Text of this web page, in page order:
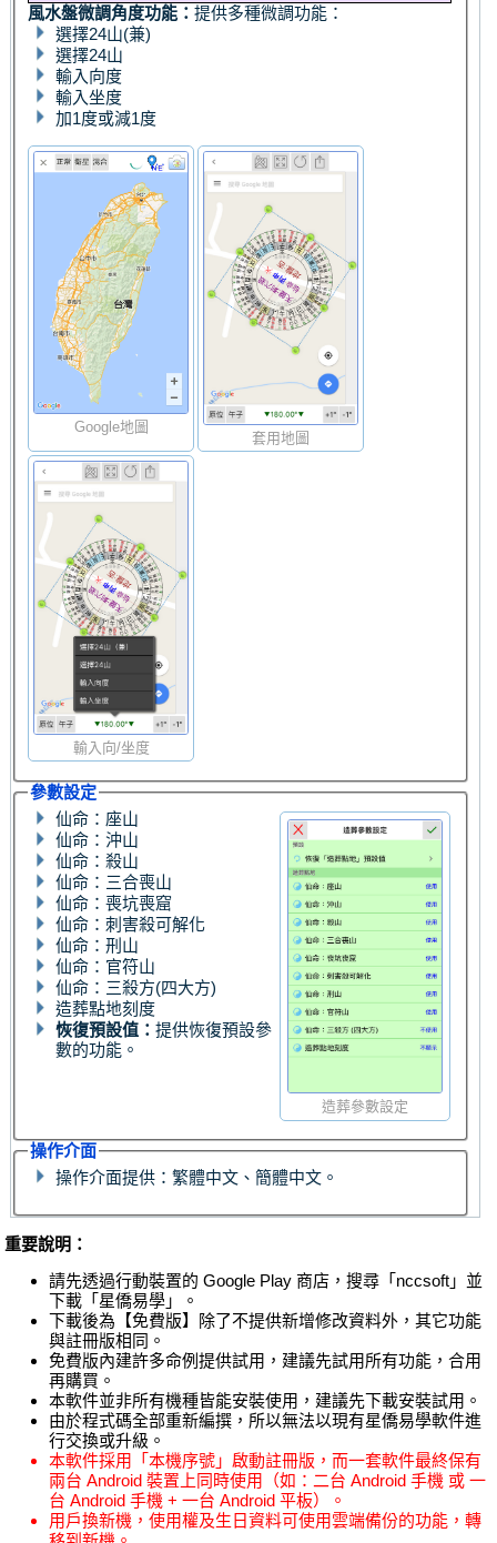
風水盤微調角度功能：提供多種微調功能：
選擇24山(兼)
選擇24山
輸入向度
輸入坐度
加1度或減1度
Google地圖
套用地圖
輸入向/坐度
參數設定
造葬參數設定
仙命：座山
仙命：沖山
仙命：殺山
仙命：三合喪山
仙命：喪坑喪窟
仙命：刺害殺可解化
仙命：刑山
仙命：官符山
仙命：三殺方(四大方)
造葬點地刻度
恢復預設值：提供恢復預設參
數的功能。
操作介面
操作介面提供：繁體中文、簡體中文。
重要說明：
請先透過行動裝置的 Google Play 商店，搜尋「nccsoft」並
下載「星僑易學」。
下載後為【免費版】除了不提供新增修改資料外，其它功能
與註冊版相同。
免費版內建許多命例提供試用，建議先試用所有功能，合用
再購買。
本軟件並非所有機種皆能安裝使用，建議先下載安裝試用。
由於程式碼全部重新編撰，所以無法以現有星僑易學軟件進
行交換或升級。
本軟件採用「本機序號」啟動註冊版，而一套軟件最終保有
兩台 Android 裝置上同時使用（如：二台 Android 手機 或 一
台 Android 手機 + 一台 Android 平板）。
用戶換新機，使用權及生日資料可使用雲端備份的功能，轉